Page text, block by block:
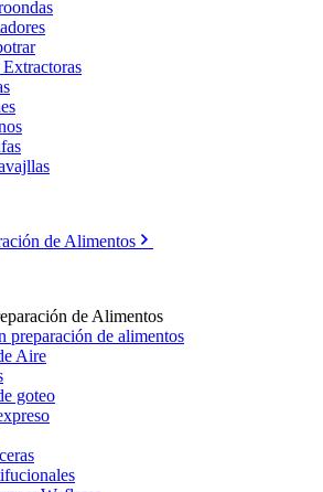
de Alimentos
de Alimentos
preparación de alimentos
Aire
goteo